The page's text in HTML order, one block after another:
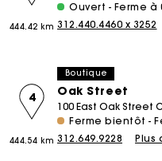
444.42 km
Ouvert - Ferme à
312.440.4460 x 3252
Boutique
Oak Street
4
444.54 km
100 East Oak Street
Ferme bientôt -
312.649.9228
Plus